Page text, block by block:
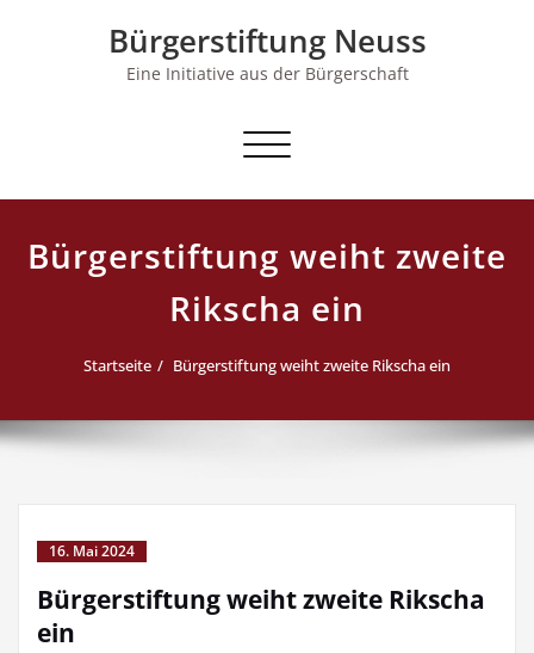
Bürgerstiftung Neuss
Eine Initiative aus der Bürgerschaft
Schalte Navigation
Bürgerstiftung weiht zweite
Rikscha ein
Startseite Bürgerstiftung weiht zweite Rikscha ein
16. Mai 2024
Bürgerstiftung weiht zweite Rikscha
ein